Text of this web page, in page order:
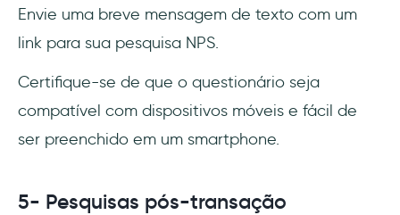
Envie uma breve mensagem de texto com um
link para sua pesquisa NPS.
Certifique-se de que o questionário seja
compatível com dispositivos móveis e fácil de
ser preenchido em um smartphone.
5- Pesquisas pós-transação